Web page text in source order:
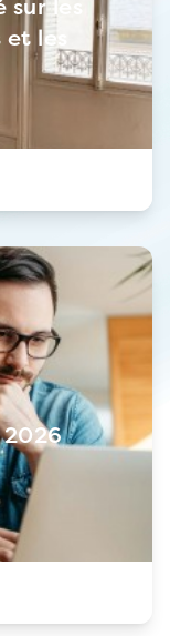
les
les
2026